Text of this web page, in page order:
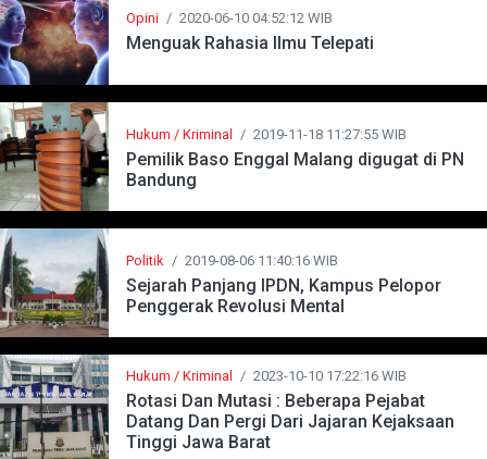
Opini / 2020-06-10 04:52:12 WIB
Menguak Rahasia Ilmu Telepati
Hukum / Kriminal / 2019-11-18 11:27:55 WIB
Pemilik Baso Enggal Malang digugat di PN
Bandung
Politik / 2019-08-06 11:40:16 WIB
Sejarah Panjang IPDN, Kampus Pelopor
Penggerak Revolusi Mental
Hukum / Kriminal / 2023-10-10 17:22:16 WIB
Rotasi Dan Mutasi : Beberapa Pejabat
Datang Dan Pergi Dari Jajaran Kejaksaan
Tinggi Jawa Barat